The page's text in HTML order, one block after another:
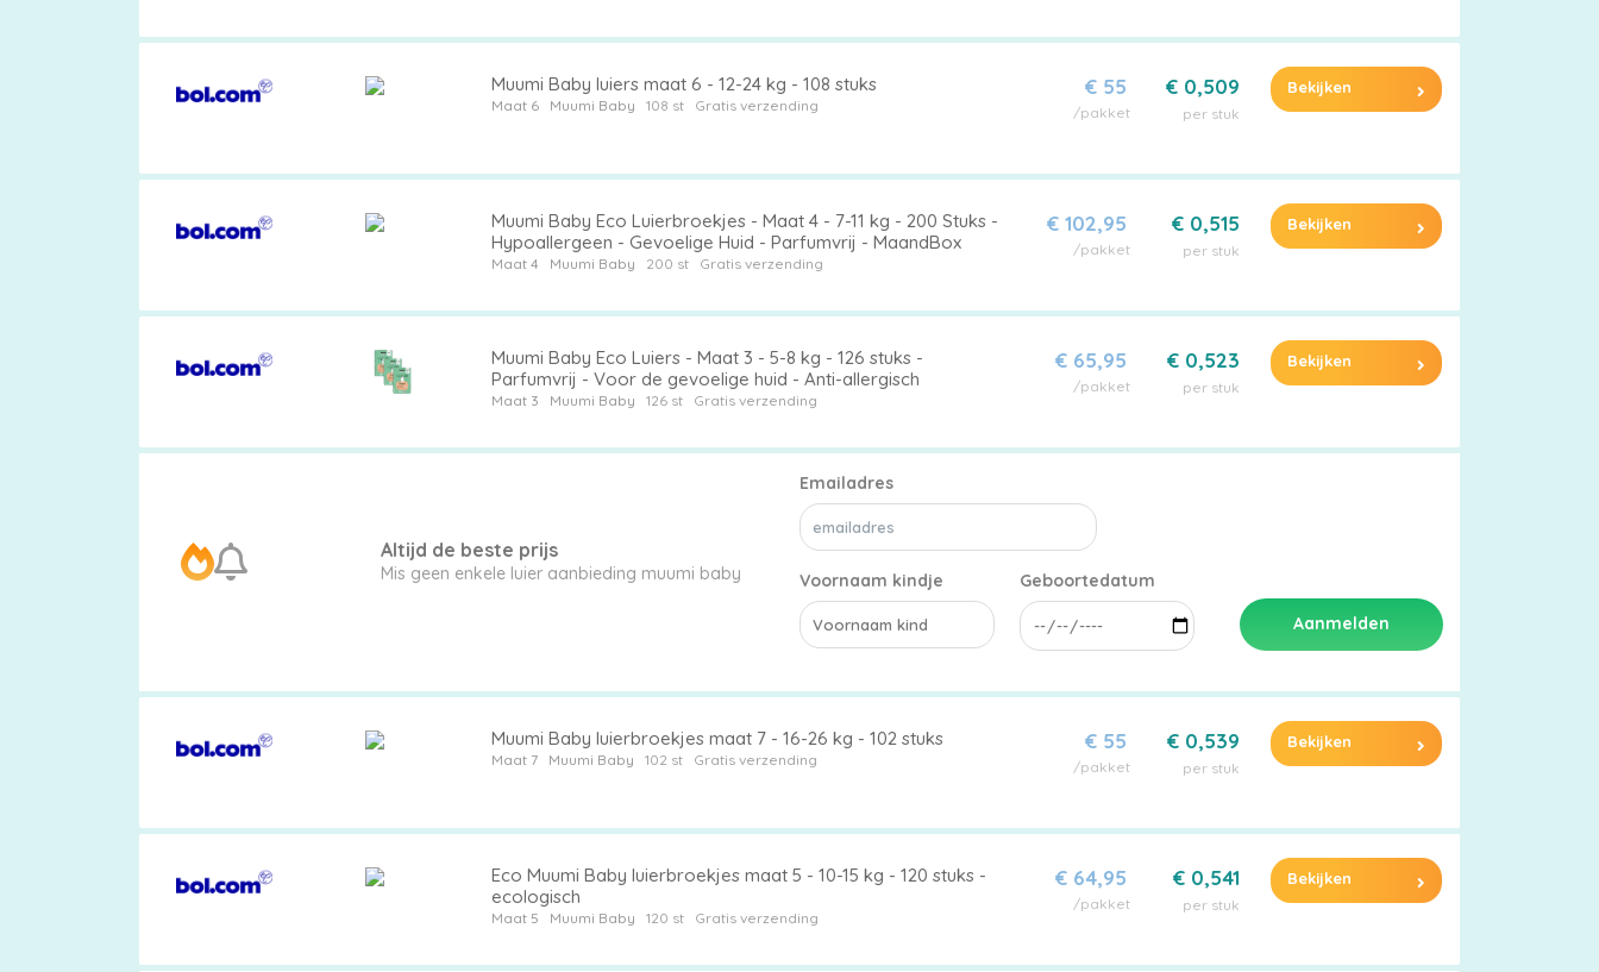
Muumi Baby luiers maat 6 - 12-24 kg - 108 stuks
Maat 6 Muumi Baby 108 st Gratis verzending
€ 55
/pakket
€ 0,509
per stuk
Bekijken
Muumi Baby Eco Luierbroekjes - Maat 4 - 7-11 kg - 200 Stuks -
Hypoallergeen - Gevoelige Huid - Parfumvrij - MaandBox
Maat 4 Muumi Baby 200 st Gratis verzending
€ 102,95
/pakket
€ 0,515
per stuk
Bekijken
Muumi Baby Eco Luiers - Maat 3 - 5-8 kg - 126 stuks -
Parfumvrij - Voor de gevoelige huid - Anti-allergisch
Maat 3 Muumi Baby 126 st Gratis verzending
€ 65,95
/pakket
€ 0,523
per stuk
Bekijken
Altijd de beste prijs
Mis geen enkele luier aanbieding muumi baby
Emailadres
Voornaam kindje
Geboortedatum
Aanmelden
Muumi Baby luierbroekjes maat 7 - 16-26 kg - 102 stuks
Maat 7 Muumi Baby 102 st Gratis verzending
€ 55
/pakket
€ 0,539
per stuk
Bekijken
Eco Muumi Baby luierbroekjes maat 5 - 10-15 kg - 120 stuks -
ecologisch
Maat 5 Muumi Baby 120 st Gratis verzending
€ 64,95
/pakket
€ 0,541
per stuk
Bekijken